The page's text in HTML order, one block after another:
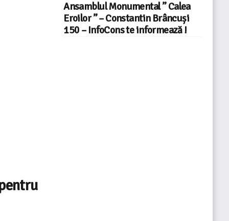
Ansamblul Monumental ” Calea
Eroilor ” – Constantin Brâncuși
150 – InfoCons te informează !